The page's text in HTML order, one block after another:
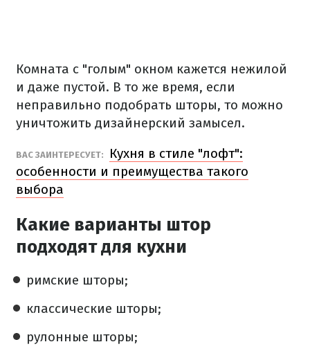
Комната с "голым" окном кажется нежилой
и даже пустой. В то же время, если
неправильно подобрать шторы, то можно
уничтожить дизайнерский замысел.
ВАС ЗАИНТЕРЕСУЕТ:
Кухня в стиле "лофт":
особенности и преимущества такого
выбора
Какие варианты штор
подходят для кухни
римские шторы;
классические шторы;
рулонные шторы;